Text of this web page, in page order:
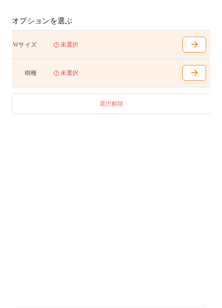
背面仕上げ アジャスター付き
※左右:引き出し、中央:フラップ扉仕様です。
オプションを選ぶ
Wサイズ 未選択
樹種 未選択
選択解除